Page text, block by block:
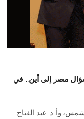
مصر إلى أين.. في
وأ. د. عبد الفتاح